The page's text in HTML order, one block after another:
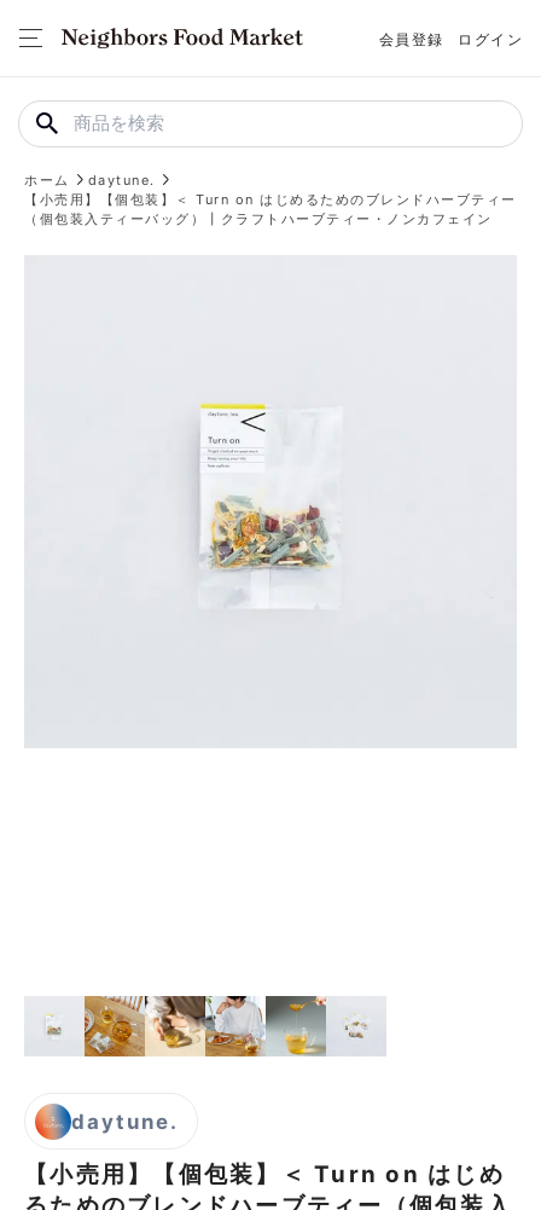
会員登録 ログイン
ホーム
daytune.
【小売用】【個包装】＜ Turn on はじめるためのブレンドハーブティー
（個包装入ティーバッグ）┃クラフトハーブティー・ノンカフェイン
daytune.
【小売用】【個包装】＜ Turn on はじめ